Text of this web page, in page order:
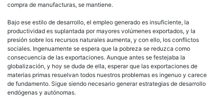
compra de manufacturas, se mantiene.
Bajo ese estilo de desarrollo, el empleo generado es insuficiente, la
productividad es suplantada por mayores volúmenes exportados, y la
presión sobre los recursos naturales aumenta, y con ello, los conflictos
sociales. Ingenuamente se espera que la pobreza se reduzca como
consecuencia de las exportaciones. Aunque antes se festejaba la
globalización, y hoy se duda de ella, esperar que las exportaciones de
materias primas resuelvan todos nuestros problemas es ingenuo y carece
de fundamento. Sigue siendo necesario generar estrategias de desarrollo
endógenas y autónomas.